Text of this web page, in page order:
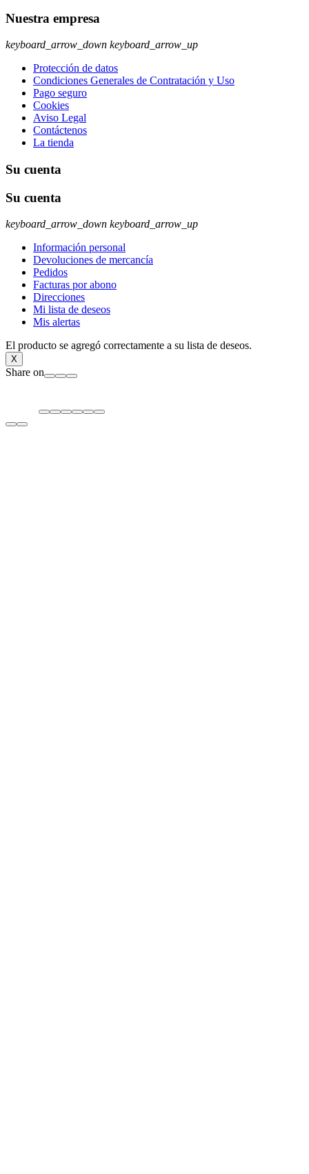
Nuestra empresa
keyboard_arrow_down keyboard_arrow_up
Protección de datos
Condiciones Generales de Contratación y Uso
Pago seguro
Cookies
Aviso Legal
Contáctenos
La tienda
Su cuenta
Su cuenta
keyboard_arrow_down keyboard_arrow_up
Información personal
Devoluciones de mercancía
Pedidos
Facturas por abono
Direcciones
Mi lista de deseos
Mis alertas
El producto se agregó correctamente a su lista de deseos.
X
Share on